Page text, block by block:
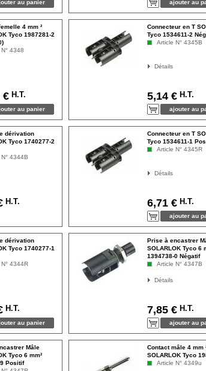
4 mm ²
Tyco 1987281-2
4348
€ H.T.
Connecteur en T
Tyco 1534611-2
Article N° 4345B
Détails
5,14 € H.T.
dérivation
Tyco 1740277-2
4344B
H.T.
Connecteur en T
Tyco 1534611-1
Article N° 4345R
Détails
6,71 € H.T.
dérivation
Tyco 1740277-1
4344R
H.T.
Prise à encastrer
SOLARLOK Tyco 6
1394738-0 Négatif
Article N° 4347B
Détails
7,85 € H.T.
Mâle
Tyco 6 mm²
Positif
Contact mâle 4 mm
SOLARLOK Tyco
Article N° 4349u